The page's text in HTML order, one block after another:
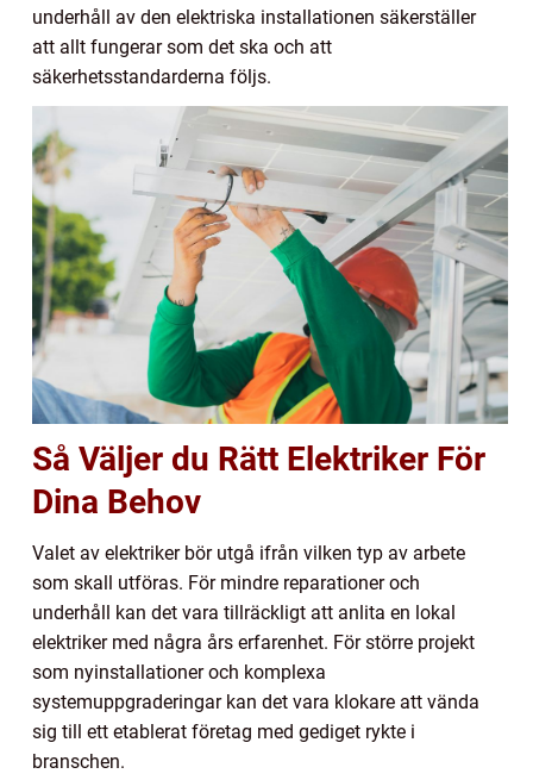
underhåll av den elektriska installationen säkerställer
att allt fungerar som det ska och att
säkerhetsstandarderna följs.
Så Väljer du Rätt Elektriker För
Dina Behov
Valet av elektriker bör utgå ifrån vilken typ av arbete
som skall utföras. För mindre reparationer och
underhåll kan det vara tillräckligt att anlita en lokal
elektriker med några års erfarenhet. För större projekt
som nyinstallationer och komplexa
systemuppgraderingar kan det vara klokare att vända
sig till ett etablerat företag med gediget rykte i
branschen.